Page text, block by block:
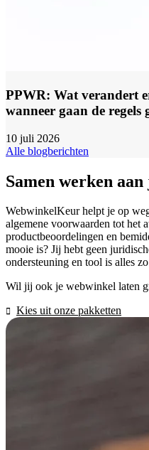
PPWR: Wat verandert
wanneer gaan de regels
10 juli 2026
Alle blogberichten
Samen werken aan
WebwinkelKeur helpt je op
algemene voorwaarden tot het
productbeoordelingen en
mooie is? Jij hebt geen
ondersteuning en tool is alles
Wil jij ook je webwinkel laten
Kies uit onze pakketten